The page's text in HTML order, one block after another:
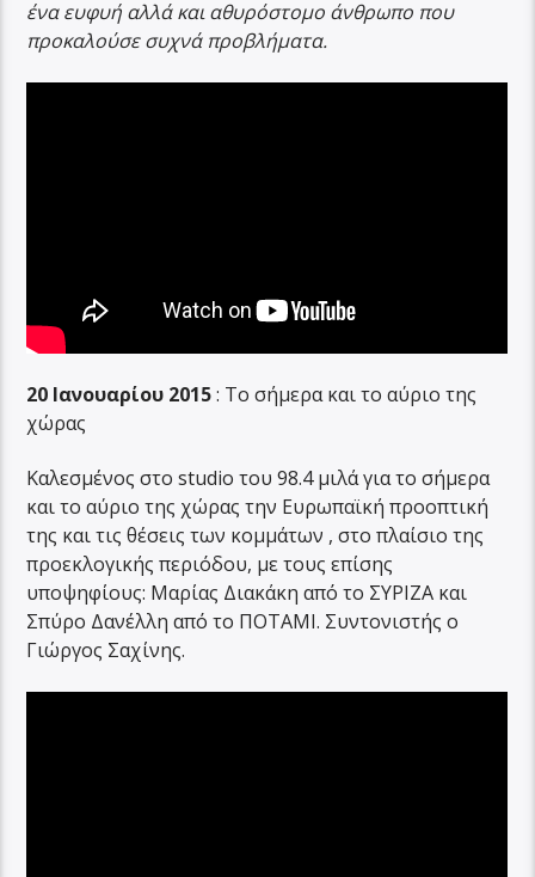
ένα ευφυή αλλά και αθυρόστομο άνθρωπο που
προκαλούσε συχνά προβλήματα.
20 Ιανουαρίου 2015: Το σήμερα και το αύριο της
χώρας
Καλεσμένος στο studio του 98.4 μιλά για το σήμερα
και το αύριο της χώρας την Ευρωπαϊκή προοπτική
της και τις θέσεις των κομμάτων , στο πλαίσιο της
προεκλογικής περιόδου, με τους επίσης
υποψηφίους: Μαρίας Διακάκη από το ΣΥΡΙΖΑ και
Σπύρο Δανέλλη από το ΠΟΤΑΜΙ. Συντονιστής ο
Γιώργος Σαχίνης.